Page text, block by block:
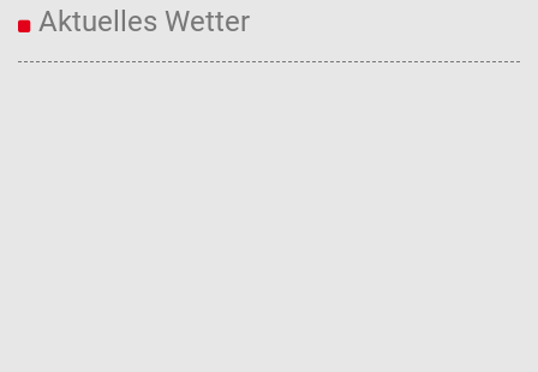
Aktuelles Wetter